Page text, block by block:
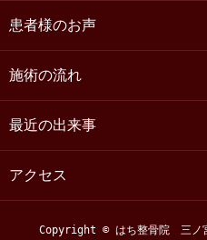
患者様のお声
施術の流れ
最近の出来事
アクセス
Copyright © はち整骨院 三